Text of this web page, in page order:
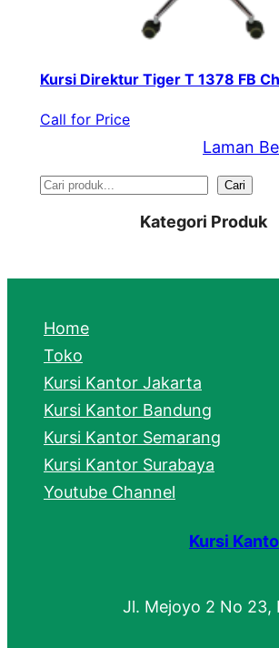
Kursi Direktur Tiger T 1378 FB
Call for Price
Laman
S
r
h
Cari
Kategori Produk
Home
Toko
Kursi Kantor Jakarta
Kursi Kantor Bandung
Kursi Kantor Semarang
Kursi Kantor Surabaya
Youtube Channel
Kursi
Jl. Mejoyo 2 No 23,